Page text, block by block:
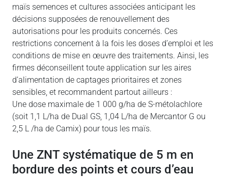
maïs semences et cultures associées anticipant les
décisions supposées de renouvellement des
autorisations pour les produits concernés. Ces
restrictions concernent à la fois les doses d’emploi et les
conditions de mise en œuvre des traitements. Ainsi, les
firmes déconseillent toute application sur les aires
d’alimentation de captages prioritaires et zones
sensibles, et recommandent partout ailleurs :
Une dose maximale de 1 000 g/ha de S-métolachlore
(soit 1,1 L/ha de Dual GS, 1,04 L/ha de Mercantor G ou
2,5 L /ha de Camix) pour tous les maïs.
Une ZNT systématique de 5 m en
bordure des points et cours d’eau